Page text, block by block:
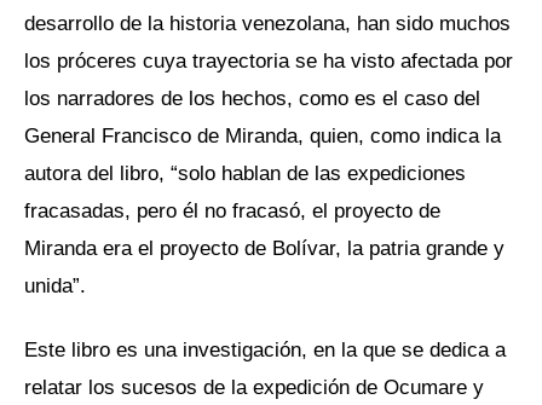
desarrollo de la historia venezolana, han sido muchos
los próceres cuya trayectoria se ha visto afectada por
los narradores de los hechos, como es el caso del
General Francisco de Miranda, quien, como indica la
autora del libro, “solo hablan de las expediciones
fracasadas, pero él no fracasó, el proyecto de
Miranda era el proyecto de Bolívar, la patria grande y
unida”.
Este libro es una investigación, en la que se dedica a
relatar los sucesos de la expedición de Ocumare y